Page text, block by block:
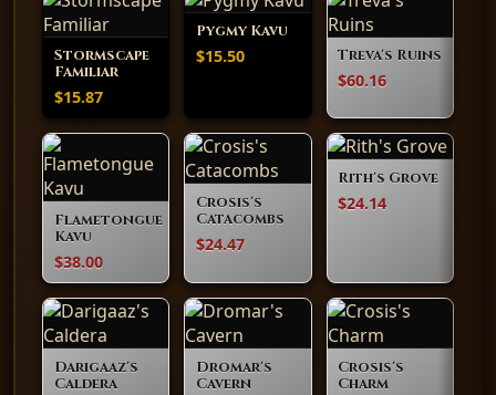
Stormscape
Familiar
$15.87
Pygmy Kavu
$15.50 Treva's Ruins
$60.16
Flametongue
Kavu
$38.00
Crosis's
Catacombs
$24.47
Rith's Grove
$24.14
Darigaaz's
Caldera
Dromar's
Cavern
Crosis's
Charm